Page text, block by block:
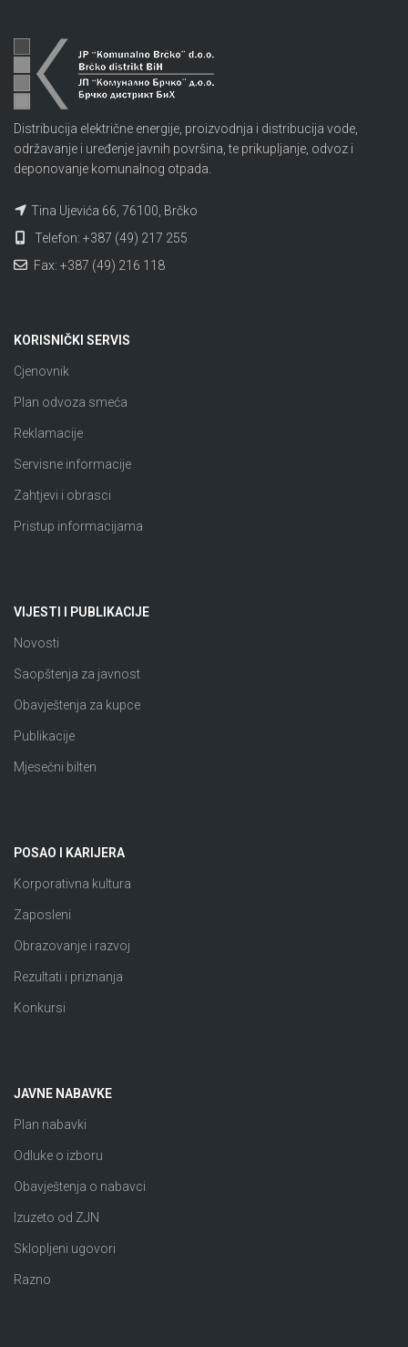
Distribucija električne energije, proizvodnja i distribucija vode,
održavanje i uređenje javnih površina, te prikupljanje, odvoz i
deponovanje komunalnog otpada.
Tina Ujevića 66, 76100, Brčko
Telefon: +387 (49) 217 255
Fax: +387 (49) 216 118
KORISNIČKI SERVIS
Cjenovnik
Plan odvoza smeća
Reklamacije
Servisne informacije
Zahtjevi i obrasci
Pristup informacijama
VIJESTI I PUBLIKACIJE
Novosti
Saopštenja za javnost
Obavještenja za kupce
Publikacije
Mjesečni bilten
POSAO I KARIJERA
Korporativna kultura
Zaposleni
Obrazovanje i razvoj
Rezultati i priznanja
Konkursi
JAVNE NABAVKE
Plan nabavki
Odluke o izboru
Obavještenja o nabavci
Izuzeto od ZJN
Sklopljeni ugovori
Razno